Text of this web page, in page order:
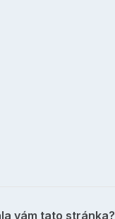
vám tato stránka?